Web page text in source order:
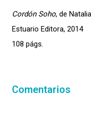
Cordón Soho, de
Estuario Editora, 2014
108 págs.
Comentarios